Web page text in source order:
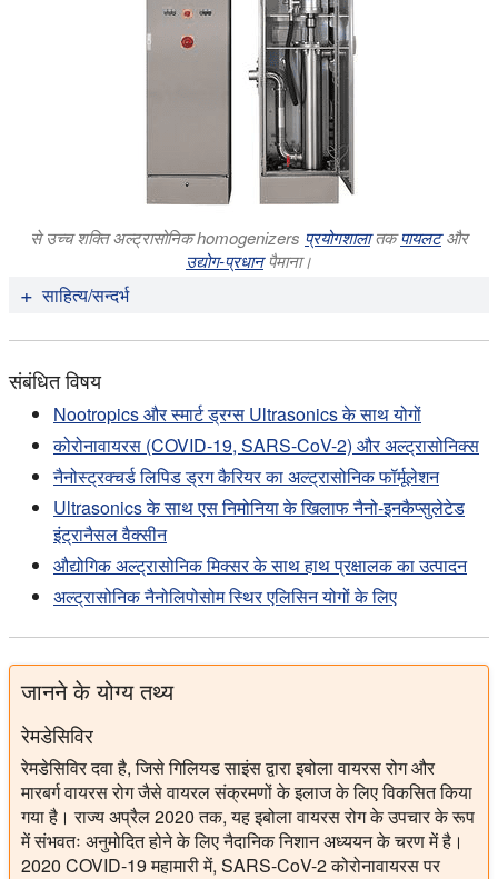
से उच्च शक्ति अल्ट्रासोनिक homogenizers प्रयोगशालातकपायलटऔर
उद्योग-प्रधानपैमाना।
साहित्य/सन्दर्भ
संबंधित विषय
Nootropics और स्मार्ट ड्रग्स Ultrasonics के साथ योगों
कोरोनावायरस (COVID-19, SARS-CoV-2) और अल्ट्रासोनिक्स
नैनोस्ट्रक्चर्ड लिपिड ड्रग कैरियर का अल्ट्रासोनिक फॉर्मूलेशन
Ultrasonics के साथ एस निमोनिया के खिलाफ नैनो-इनकैप्सुलेटेड
इंट्रानैसल वैक्सीन
औद्योगिक अल्ट्रासोनिक मिक्सर के साथ हाथ प्रक्षालक का उत्पादन
अल्ट्रासोनिक नैनोलिपोसोम स्थिर एलिसिन योगों के लिए
जानने के योग्य तथ्य
रेमडेसिविर
रेमडेसिविर दवा है, जिसे गिलियड साइंस द्वारा इबोला वायरस रोग और
मारबर्ग वायरस रोग जैसे वायरल संक्रमणों के इलाज के लिए विकसित किया
गया है। राज्य अप्रैल 2020 तक, यह इबोला वायरस रोग के उपचार के रूप
में संभवतः अनुमोदित होने के लिए नैदानिक निशान अध्ययन के चरण में है।
2020 COVID-19 महामारी में, SARS-CoV-2 कोरोनावायरस पर